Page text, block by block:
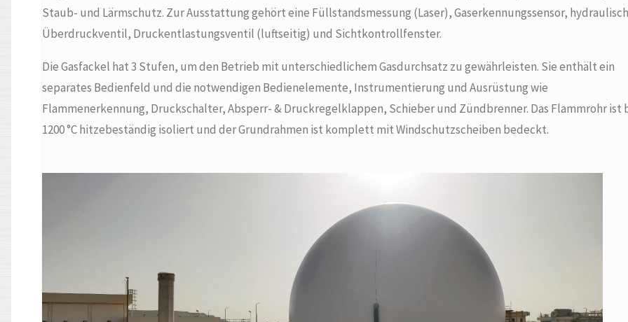
Staub- und Lärmschutz. Zur Ausstattung gehört eine Füllstandsmessung (Laser), Gaserkennungssensor,
Überdruckventil, Druckentlastungsventil (luftseitig) und Sichtkontrollfenster.
Die Gasfackel hat 3 Stufen, um den Betrieb mit unterschiedlichem Gasdurchsatz zu gewährleisten. Sie enthält ein
separates Bedienfeld und die notwendigen Bedienelemente, Instrumentierung und Ausrüstung wie
Flammenerkennung, Druckschalter, Absperr- & Druckregelklappen, Schieber und Zündbrenner. Das Flammrohr ist
1200 °C hitzebeständig isoliert und der Grundrahmen ist komplett mit Windschutzscheiben bedeckt.